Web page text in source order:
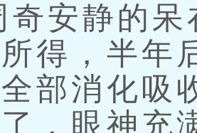
安静的呆
得，半年
部消化吸
，眼神充